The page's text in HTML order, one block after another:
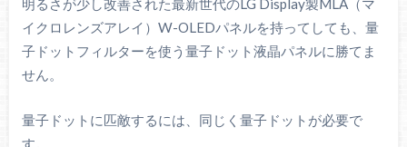
明るさが少し改善された最新世代のLG Display製MLA（マ
イクロレンズアレイ）W-OLEDパネルを持ってしても、量
子ドットフィルターを使う量子ドット液晶パネルに勝てま
せん。
量子ドットに匹敵するには、同じく量子ドットが必要で
す。